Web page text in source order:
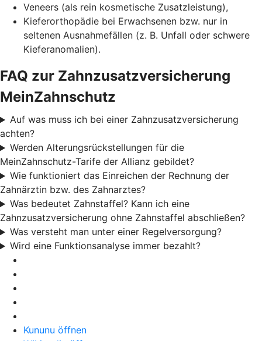
Veneers (als rein kosmetische Zusatzleistung),
Kieferorthopädie bei Erwachsenen bzw. nur in
seltenen Ausnahmefällen (z. B. Unfall oder schwere
Kieferanomalien).
FAQ zur Zahnzusatzversicherung
MeinZahnschutz
Auf was muss ich bei einer Zahnzusatzversicherung
achten?
Werden Alterungsrückstellungen für die
MeinZahnschutz-Tarife der Allianz gebildet?
Wie funktioniert das Einreichen der Rechnung der
Zahnärztin bzw. des Zahnarztes?
Was bedeutet Zahnstaffel? Kann ich eine
Zahnzusatzversicherung ohne Zahnstaffel abschließen?
Was versteht man unter einer Regelversorgung?
Wird eine Funktionsanalyse immer bezahlt?
Kununu öffnen